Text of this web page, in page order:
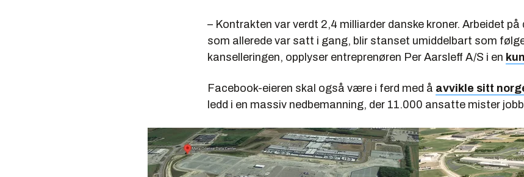
– Kontrakten var verdt 2,4 milliarder danske kroner. Arbeidet
som allerede var satt i gang, blir stanset umiddelbart som
kanselleringen, opplyser entreprenøren Per Aarsleff A/S i en
Facebook-eieren skal også være i ferd med å avvikle sitt
ledd i en massiv nedbemanning, der 11.000 ansatte mister